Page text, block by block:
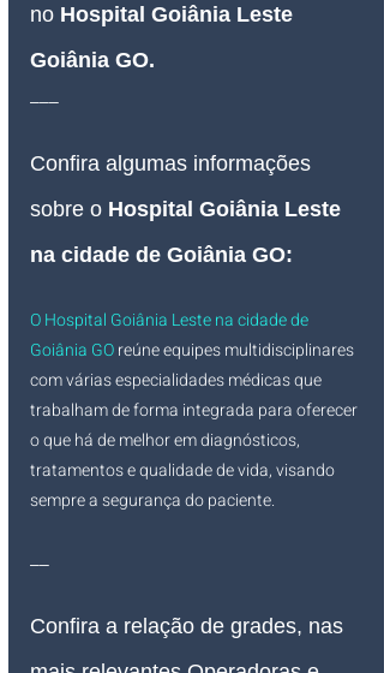
no Hospital Goiânia Leste
Goiânia GO.
___
Confira algumas informações
sobre o Hospital Goiânia Leste
na cidade de Goiânia GO:
O Hospital Goiânia Leste na cidade de
Goiânia GO reúne equipes multidisciplinares
com várias especialidades médicas que
trabalham de forma integrada para oferecer
o que há de melhor em diagnósticos,
tratamentos e qualidade de vida, visando
sempre a segurança do paciente.
__
Confira a relação de grades, nas